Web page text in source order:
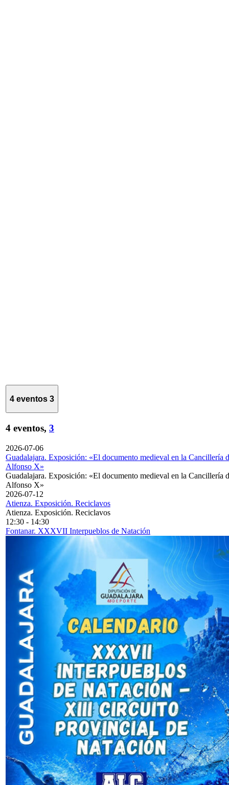
4 eventos 3
4 eventos, 3
2026-07-06
Guadalajara. Exposición: «El documento medieval en la Cancillería
Alfonso X»
Guadalajara. Exposición: «El documento medieval en la Cancillería
Alfonso X»
2026-07-12
Atienza. Exposición. Reciclavos
Atienza. Exposición. Reciclavos
12:30 - 14:30
Fontanar. XXXVII Interpueblos de Natación